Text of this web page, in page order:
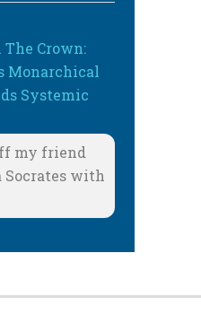
The Crown:
Monarchical
Systemic
my friend
Socrates with